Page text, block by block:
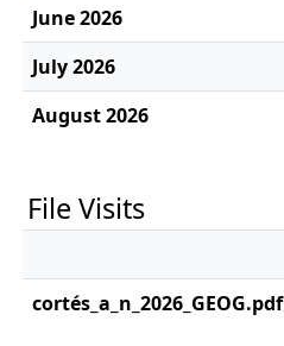
June 2026
July 2026
August 2026
File Visits
cortés_a_n_2026_GEOG.pdf